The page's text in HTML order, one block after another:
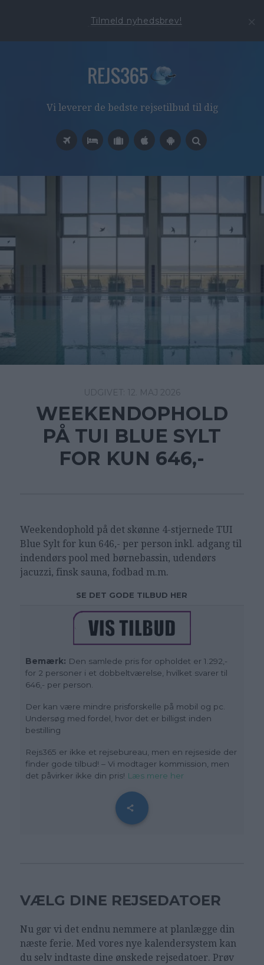
Tilmeld nyhedsbrev!
Vi leverer de bedste rejsetilbud til dig
12. MAJ 2026
WEEKENDOPHOLD
PÅ TUI BLUE SYLT
FOR KUN 646,-
Weekendophold på det skønne 4-stjernede TUI
Blue Sylt for kun 646,- per person inkl. adgang til
indendørs pool med børnebassin, udendørs
jacuzzi, finsk sauna, fodbad m.m.
SE DET GODE TILBUD HER
Bemærk: Den samlede pris for opholdet er 1.292,-
for 2 personer i et dobbeltværelse, hvilket svarer til
646,- per person.
Der kan være mindre prisforskelle på mobil og pc.
Undersøg med fordel, hvor det er billigst inden
bestilling
Rejs365 er ikke et rejsebureau, men en rejseside der
finder gode tilbud! – Vi modtager kommission, men
det påvirker ikke din pris! Læs mere her
VÆLG DINE REJSEDATOER
Nu gør vi det endnu nemmere at planlægge din
næste ferie. Med vores nye kalendersystem kan
du selv indtaste dine ønskede rejsedatoer. Prøv